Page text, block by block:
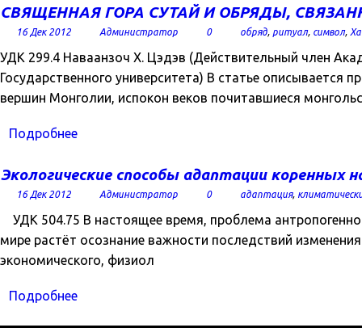
СВЯЩЕННАЯ ГОРА СУТАЙ И ОБРЯДЫ,
16 Дек 2012 Администратор 0 обряд, ритуал, символ,
УДК 299.4 Наваанзоч Х. Цэдэв (Действительный член
Государственного университета) В статье описывается
вершин Монголии, испокон веков почитавшиеся
Подробнее
Экологические способы адаптации коренных
16 Дек 2012 Администратор 0 адаптация,
УДК 504.75 В настоящее время, проблема
мире растёт осознание важности последствий
экономического, физиол
Подробнее